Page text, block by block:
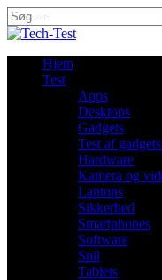
Søg
efter:
Hjem
Test
Apps
Desktops
Gadgets
Test af
Hardware
Kamera og
Laptops
Sikkerhed
Smartphones
Software
Spil
Tablets